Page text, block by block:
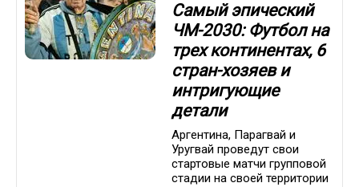
Самый эпический
ЧМ-2030: Футбол на
трех континентах, 6
стран-хозяев и
интригующие
детали
Аргентина, Парагвай и
Уругвай проведут свои
стартовые матчи групповой
стадии на своей территории